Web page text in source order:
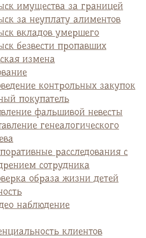
имущества за границей
за неуплату алиментов
вкладов умершего
безвести пропавших
измена
контрольных закупок
покупатель
фальшивой невесты
генеалогического
расследования с
сотрудника
образа жизни детей
наблюдение
клиентов